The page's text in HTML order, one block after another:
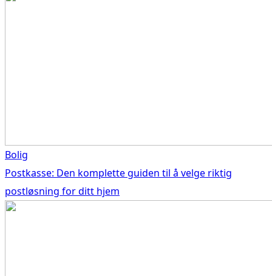
Bolig
Postkasse: Den komplette guiden til å velge riktig
postløsning for ditt hjem